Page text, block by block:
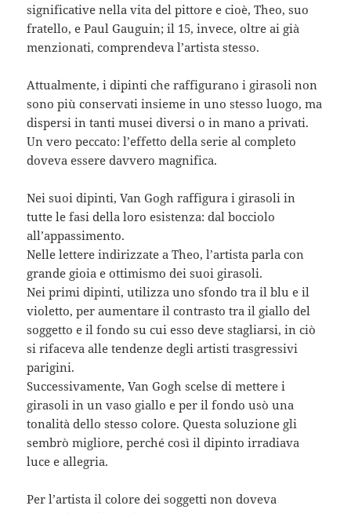
significative nella vita del pittore e cioè, Theo, suo
fratello, e Paul Gauguin; il 15, invece, oltre ai già
menzionati, comprendeva l’artista stesso.
Attualmente, i dipinti che raffigurano i girasoli non
sono più conservati insieme in uno stesso luogo, ma
dispersi in tanti musei diversi o in mano a privati.
Un vero peccato: l’effetto della serie al completo
doveva essere davvero magnifica.
Nei suoi dipinti, Van Gogh raffigura i girasoli in
tutte le fasi della loro esistenza: dal bocciolo
all’appassimento.
Nelle lettere indirizzate a Theo, l’artista parla con
grande gioia e ottimismo dei suoi girasoli.
Nei primi dipinti, utilizza uno sfondo tra il blu e il
violetto, per aumentare il contrasto tra il giallo del
soggetto e il fondo su cui esso deve stagliarsi, in ciò
si rifaceva alle tendenze degli artisti trasgressivi
parigini.
Successivamente, Van Gogh scelse di mettere i
girasoli in un vaso giallo e per il fondo usò una
tonalità dello stesso colore. Questa soluzione gli
sembrò migliore, perché così il dipinto irradiava
luce e allegria.
Per l’artista il colore dei soggetti non doveva